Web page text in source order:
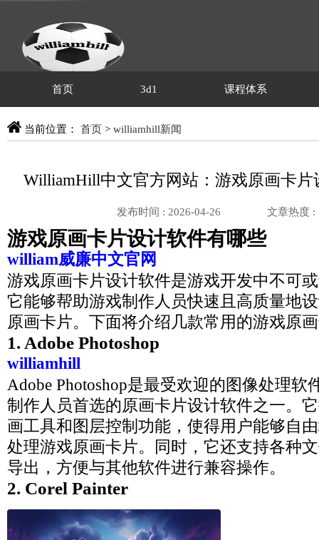
首页 3d1 课程体系
当前位置： 首页 > williamhill新闻
WilliamHill中文官方网站：游戏原画卡片
发布时间 : 2026-04-26 文章热度 :
游戏原画卡片设计软件有哪些
william威廉中文官网
游戏原画卡片设计软件是游戏开发中不可
它能够帮助游戏制作人员快速且高质量地
原画卡片。下面将介绍几款常用的游戏原
1. Adobe Photoshop
williamhill
Adobe Photoshop是最受欢迎的图像处理软
制作人员首选的原画卡片设计软件之一。
画工具和图层控制功能，使得用户能够自
处理游戏原画卡片。同时，它还支持各种
导出，方便与其他软件进行兼容操作。
2. Corel Painter